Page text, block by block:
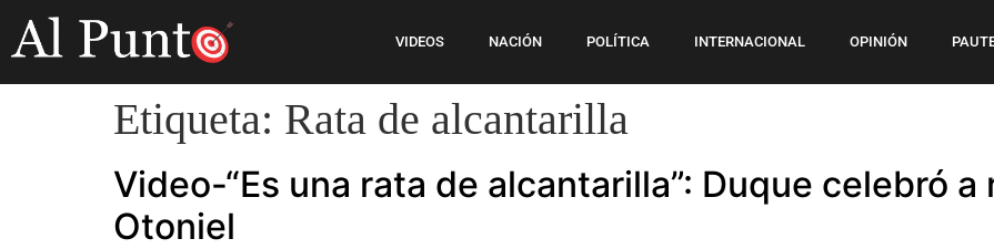
VIDEOS NACIÓN POLÍTICA INTERNACIONAL OPINIÓN
Etiqueta: Rata de alcantarilla
Video-“Es una rata de alcantarilla”: Duque celebró
Otoniel